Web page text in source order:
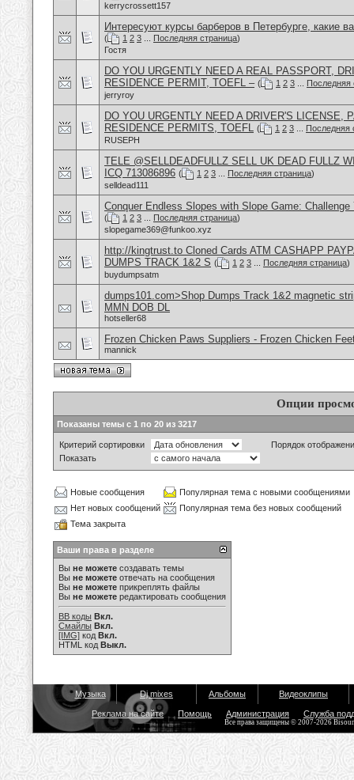
kerrycrossett157
Интересуют курсы барберов в Петербурге, какие
( 1 2 3 Последняя страница)
Гостя
DO YOU URGENTLY NEED A REAL PASSPORT,
RESIDENCE PERMIT, TOEFL – ( 1 2 3
Последняя
jerryroy
DO YOU URGENTLY NEED A DRIVER'S LICENSE,
RESIDENCE PERMITS, TOEFL ( 1 2 3
Последняя
RUSEPH
TELE @SELLDEADFULLZ SELL UK DEAD FULLZ
ICQ 713086896 ( 1 2 3 Последняя страница)
selldead111
Conquer Endless Slopes with Slope Game:
( 1 2 3 Последняя страница)
slopegame369@funkoo.xyz
http://kingtrust.to Cloned Cards ATM CASHAPP
DUMPS TRACK 1&2 S ( 1 2 3 Последняя страница)
buydumpsatm
dumps101.com>Shop Dumps Track 1&2 magnetic
MMN DOB DL
hotseller68
Frozen Chicken Paws Suppliers - Frozen Chicken
mannick
Опции
Показаны темы с 1 по 20 из 3217
Критерий сортировки
Порядок
Показать
Новые сообщения
Популярная тема с новыми сообщениями
Нет новых сообщений
Популярная тема без новых сообщений
Тема закрыта
Ваши права в разделе
Вы не можете создавать темы
Вы не можете отвечать на сообщения
Вы не можете прикреплять файлы
Вы не можете редактировать сообщения
BB коды Вкл.
Смайлы Вкл.
[IMG] код Вкл.
HTML код Выкл.
Музыка Dj mixes Альбомы Видеоклипы
Реклама на сайте Помощь Администрация Служба
Все права защищены © 2007-2026